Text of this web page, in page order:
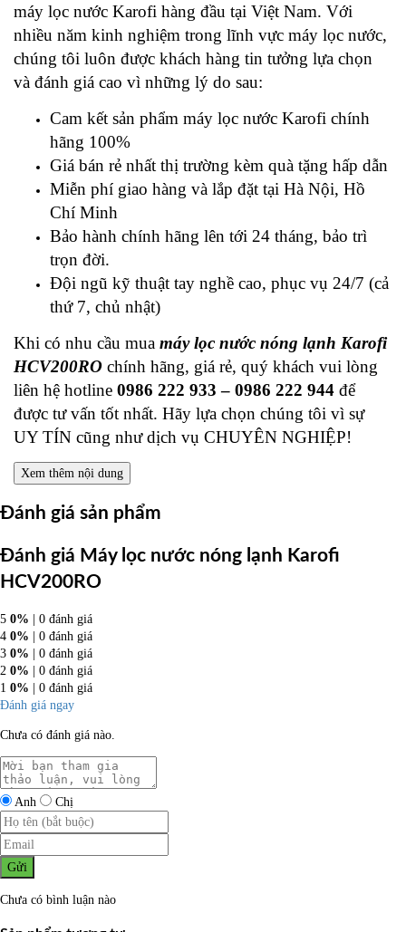
máy lọc nước Karofi hàng đầu tại Việt Nam. Với
nhiều năm kinh nghiệm trong lĩnh vực máy lọc nước,
chúng tôi luôn được khách hàng tin tưởng lựa chọn
và đánh giá cao vì những lý do sau:
Cam kết sản phẩm máy lọc nước Karofi chính
hãng 100%
Giá bán rẻ nhất thị trường kèm quà tặng hấp dẫn
Miễn phí giao hàng và lắp đặt tại Hà Nội, Hồ
Chí Minh
Bảo hành chính hãng lên tới 24 tháng, bảo trì
trọn đời.
Đội ngũ kỹ thuật tay nghề cao, phục vụ 24/7 (cả
thứ 7, chủ nhật)
Khi có nhu cầu mua máy lọc nước nóng lạnh Karofi
HCV200RO chính hãng, giá rẻ, quý khách vui lòng
liên hệ hotline 0986 222 933 – 0986 222 944 để
được tư vấn tốt nhất. Hãy lựa chọn chúng tôi vì sự
UY TÍN cũng như dịch vụ CHUYÊN NGHIỆP!
Xem thêm nội dung
Đánh giá sản phẩm
Đánh giá Máy lọc nước nóng lạnh Karofi
HCV200RO
5 0% | 0 đánh giá
4 0% | 0 đánh giá
3 0% | 0 đánh giá
2 0% | 0 đánh giá
1 0% | 0 đánh giá
Đánh giá ngay
Chưa có đánh giá nào.
Anh Chị
Gửi
Chưa có bình luận nào